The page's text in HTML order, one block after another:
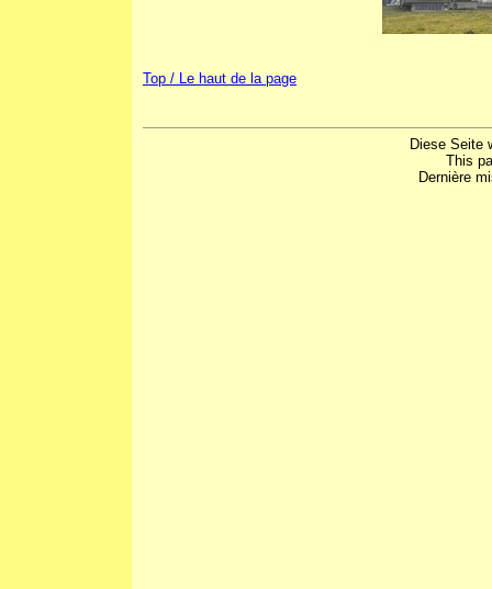
Top / Le haut de la page
Diese Seite
This
Dernière